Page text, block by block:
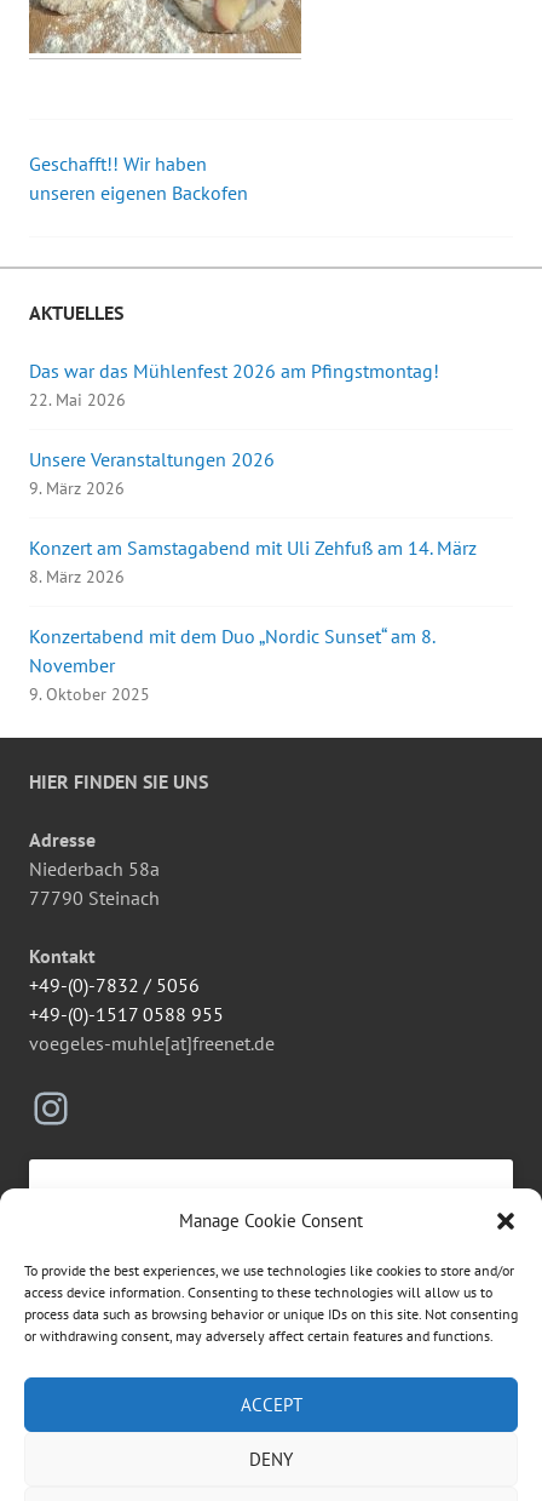
Manage Cookie Consent
To provide the best experiences, we use technologies like cookies to store and/or
access device information. Consenting to these technologies will allow us to
process data such as browsing behavior or unique IDs on this site. Not consenting
or withdrawing consent, may adversely affect certain features and functions.
ACCEPT
DENY
Beitrags-
Geschafft!! Wir haben
unseren eigenen Backofen
AKTUELLES
Das war das Mühlenfest 2026 am Pfingstmontag!
22. Mai 2026
Unsere Veranstaltungen 2026
9. März 2026
Konzert am Samstagabend mit Uli Zehfuß am 14. März
8. März 2026
Konzertabend mit dem Duo „Nordic Sunset“ am 8.
November
9. Oktober 2025
HIER FINDEN SIE UNS
Adresse
Niederbach 58a
77790 Steinach
Kontakt
+49-(0)-7832 / 5056
+49-(0)-1517 0588 955
voegeles-muhle[at]freenet.de
Instagram
enable this content
Suchen